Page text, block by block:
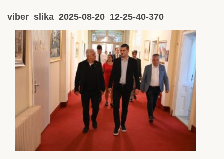
viber_slika_2025-08-20_12-25-40-370